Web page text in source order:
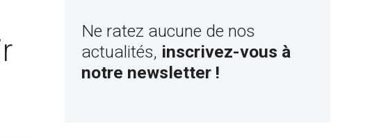
Ne ratez aucune de nos
actualités, inscrivez-vous à
notre newsletter !